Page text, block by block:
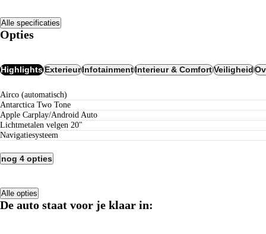
Alle specificaties
Opties
HighlightsExterieurInfotainmentInterieur & ComfortVeiligheid
airco (automatisch)
Antarctica Two Tone
Apple Carplay/Android Auto
lichtmetalen velgen 20"
navigatiesysteem
nog 4 opties
Alle opties
De auto staat voor je klaar in: